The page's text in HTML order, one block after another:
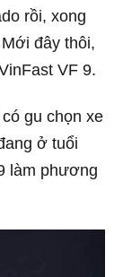
rồi, xong
đây thôi,
VF 9.
gu chọn xe
ở tuổi
làm phương